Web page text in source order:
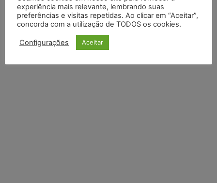
Li e aceito a Política de Privacidade.
experiência mais relevante, lembrando suas
preferências e visitas repetidas. Ao clicar em “Aceitar”,
concorda com a utilização de TODOS os cookies.
Configurações Aceitar